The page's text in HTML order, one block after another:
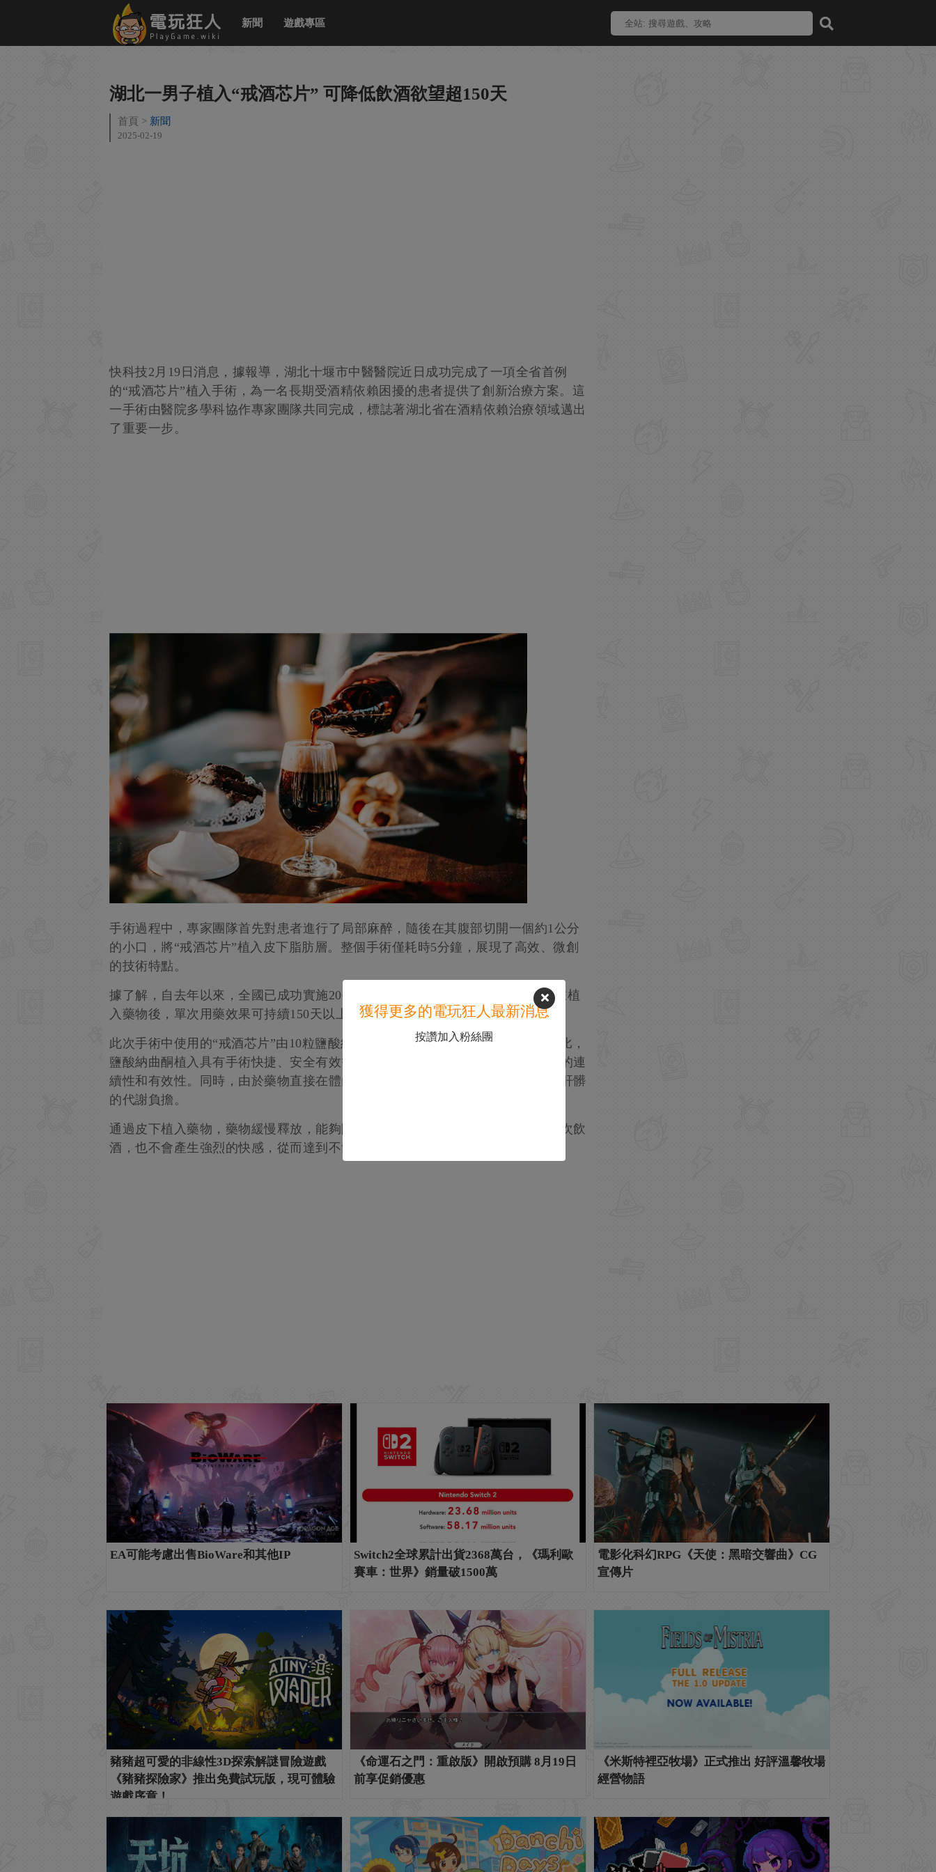
新聞 遊戲專區
湖北一男子植入“戒酒芯片” 可降低飲酒欲望超150天
首頁 新聞
2025-02-19
快科技2月19日消息，據報導，湖北十堰市中醫醫院近日成功完成了一項全省首例
的“戒酒芯片”植入手術，為一名長期受酒精依賴困擾的患者提供了創新治療方案。這
一手術由醫院多學科協作專家團隊共同完成，標誌著湖北省在酒精依賴治療領域邁出
了重要一步。
手術過程中，專家團隊首先對患者進行了局部麻醉，隨後在其腹部切開一個約1公分
的小口，將“戒酒芯片”植入皮下脂肪層。整個手術僅耗時5分鐘，展現了高效、微創
的技術特點。
據了解，自去年以來，全國已成功實施200多例此類手術。臨床觀察顯示，患者在植
入藥物後，單次用藥效果可持續150天以上，顯著降低了對酒精的渴求和依賴。
此次手術中使用的“戒酒芯片”由10粒鹽酸納曲酮藥劑組成。與傳統的口服藥物相比，
鹽酸納曲酮植入具有手術快捷、安全有效等優勢，它一次植入管半年，確保治療的連
續性和有效性。同時，由於藥物直接在體內釋放，避免胃腸道的副作用，也減少肝髒
的代謝負擔。
通過皮下植入藥物，藥物緩慢釋放，能夠阻斷、減低病人對酒精的渴求，患者再次飲
酒，也不會產生強烈的快感，從而達到不飲酒、少飲酒的目的。
EA可能考慮出售BioWare和其他IP
Switch2全球累計出貨2368萬台，《瑪利歐
賽車：世界》銷量破1500萬
電影化科幻RPG《天使：黑暗交響曲》CG
宣傳片
豬豬超可愛的非線性3D探索解謎冒險遊戲
《豬豬探險家》推出免費試玩版，現可體驗
遊戲序章！
《命運石之門：重啟版》開啟預購 8月19日
前享促銷優惠
《米斯特裡亞牧場》正式推出 好評溫馨牧場
經營物語
獲得更多的電玩狂人最新消息
按讚加入粉絲團